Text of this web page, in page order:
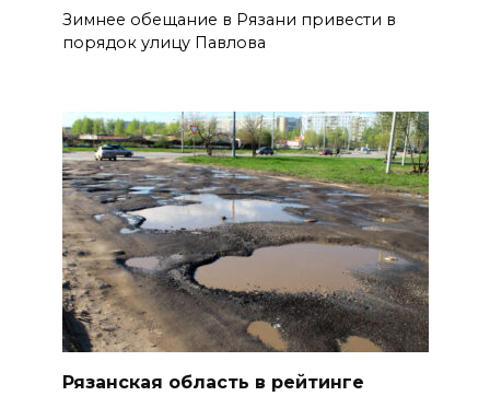
Зимнее обещание в Рязани привести в
порядок улицу Павлова
Рязанская область в рейтинге